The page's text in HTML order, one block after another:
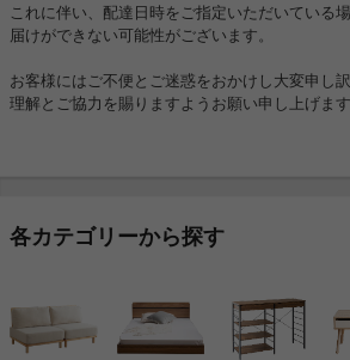
これに伴い、配達日時をご指定いただいている
届けができない可能性がございます。
お客様にはご不便とご迷惑をおかけし大変申し
理解とご協力を賜りますようお願い申し上げます
各カテゴリーから探す